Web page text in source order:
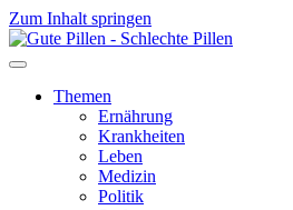
Zum Inhalt springen
Themen
Ernährung
Krankheiten
Leben
Medizin
Politik